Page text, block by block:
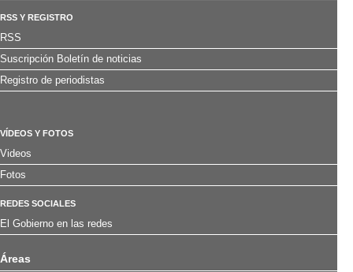
RSS Y REGISTRO
RSS
Suscripción Boletín de noticias
Registro de periodistas
VÍDEOS Y FOTOS
Videos
Fotos
REDES SOCIALES
El Gobierno en las redes
Áreas